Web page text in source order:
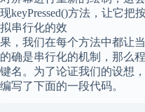
现keyPressed()方法，让它
拟串行化的效
果，我们在每个方法中都让
的确是串行化的机制，那么
键名。为了论证我们的设想
编写了下面的一段代码。